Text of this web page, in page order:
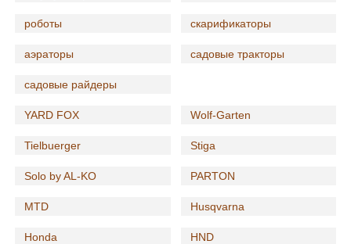
роботы скарификаторы
аэраторы садовые тракторы
садовые райдеры
YARD FOX Wolf-Garten
Tielbuerger Stiga
Solo by AL-KO PARTON
MTD Husqvarna
Honda HND